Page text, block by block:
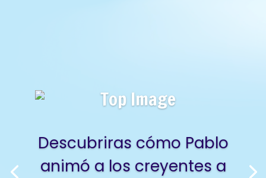
Descubriras cómo Pablo
animó a los creyentes a